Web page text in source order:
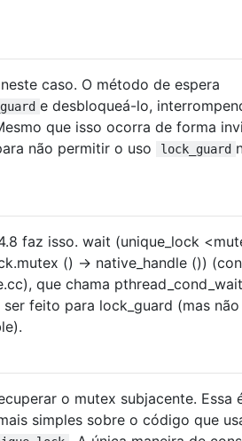
caso. O método de espera
e desbloqueá-lo,
que isso ocorra de forma
não permitir o uso
lock_guard
faz isso. wait (unique_lock
() -> native_handle ())
que chama
feito para lock_guard (mas não
o mutex subjacente. Essa
simples sobre o código que